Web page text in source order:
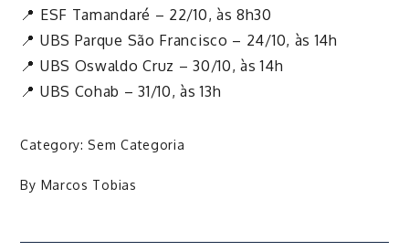
📍 ESF Tamandaré – 22/10, às 8h30
📍 UBS Parque São Francisco – 24/10, às 14h
📍 UBS Oswaldo Cruz – 30/10, às 14h
📍 UBS Cohab – 31/10, às 13h
Category: Sem Categoria
By Marcos Tobias